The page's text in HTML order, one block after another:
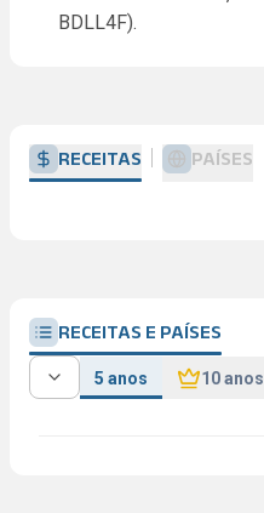
BDLL4F).
RECEITAS PAÍSES
RECEITAS E PAÍSES
5 anos 10 anos